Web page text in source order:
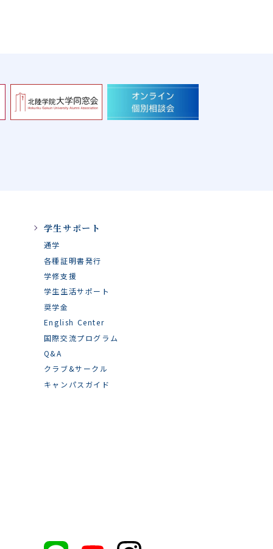
学生サポート
通学
各種証明書発行
学修支援
学生生活サポート
奨学金
English Center
国際交流プログラム
Q&A
クラブ&サークル
キャンパスガイド